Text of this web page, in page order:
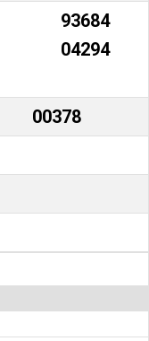
93684
04294
00378